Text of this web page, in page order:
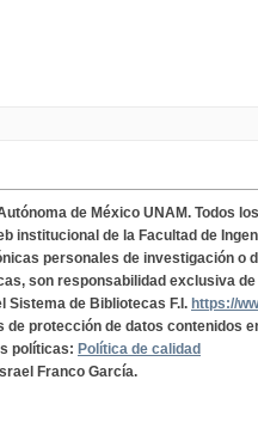
de México UNAM. Todos
institucional de la Facultad de
personales de investigación o
son responsabilidad exclusiva
Sistema de Bibliotecas F.I. https://
de protección de datos contenidos
políticas: Política de calidad
Franco García.